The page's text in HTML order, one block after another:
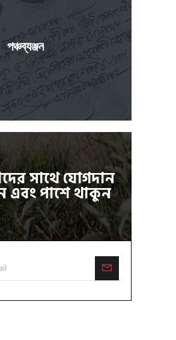
পঞ্চব্যঞ্জন
সাথে যোগদান
পাশে থাকুন